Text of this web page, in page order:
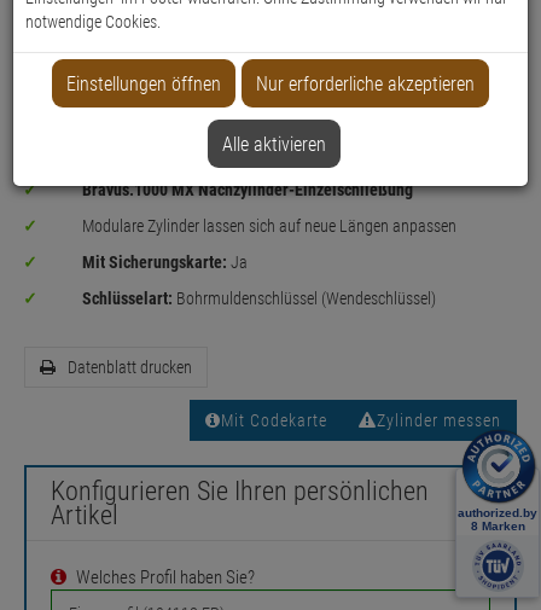
MITTEL
Bravus.1000 MX Nachzylinder-Einzelschließung
Modulare Zylinder lassen sich auf neue Längen anpassen
Mit Sicherungskarte: Ja
Schlüsselart: Bohrmuldenschlüssel (Wendeschlüssel)
Datenblatt drucken
Mit Codekarte Zylinder messen
Konfigurieren Sie Ihren persönlichen
Artikel
Welches Profil haben Sie?
notwendige Cookies.
Einstellungen öffnen Nur erforderliche akzeptieren
Alle aktivieren